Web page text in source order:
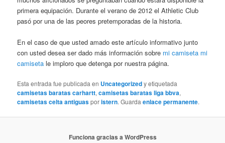
primera equipación. Durante el verano de 2012 el Athletic Club
pasó por una de las peores pretemporadas de la historia.
En el caso de que usted amado este artículo informativo junto
con usted desea ser dado más información sobre mi camiseta mi
camiseta le imploro que detenga por nuestra página.
Esta entrada fue publicada en Uncategorizedy etiquetada
camisetas baratas carhartt,camisetas baratas liga bbva,
camisetas celta antiguasporistern. Guardaenlace permanente.
Funciona gracias a WordPress